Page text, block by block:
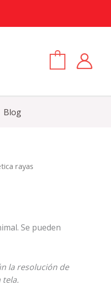
Blog
rayas
Se pueden
la resolución de